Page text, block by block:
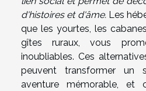
d'histoires et d'âme.Les
que les yourtes, les
gîtes ruraux, vous
inoubliables. Ces
peuvent transformer un
aventure mémorable, et